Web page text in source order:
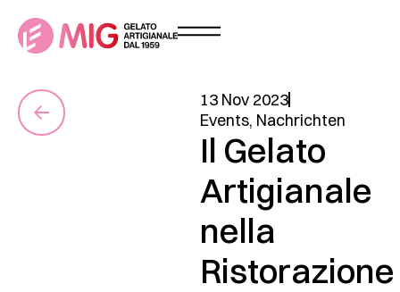
13 Nov 2023
Events, Nachrichten
Il Gelato
Artigianale
nella
Ristorazione